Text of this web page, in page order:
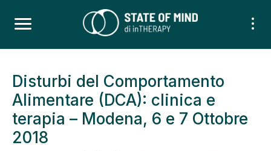
Disturbi del Comportamento
Alimentare (DCA): clinica e
terapia – Modena, 6 e 7 Ottobre
2018